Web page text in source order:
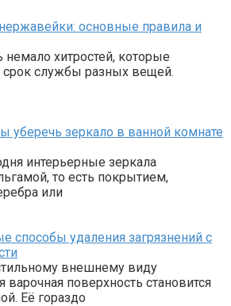
основные правила и
хитростей, которые
срок службы разных вещей.
уберечь зеркало в ванной комнате
интерьерные зеркала
то есть покрытием,
или
удаления загрязнений с
внешнему виду
варочная поверхность становится
Её гораздо